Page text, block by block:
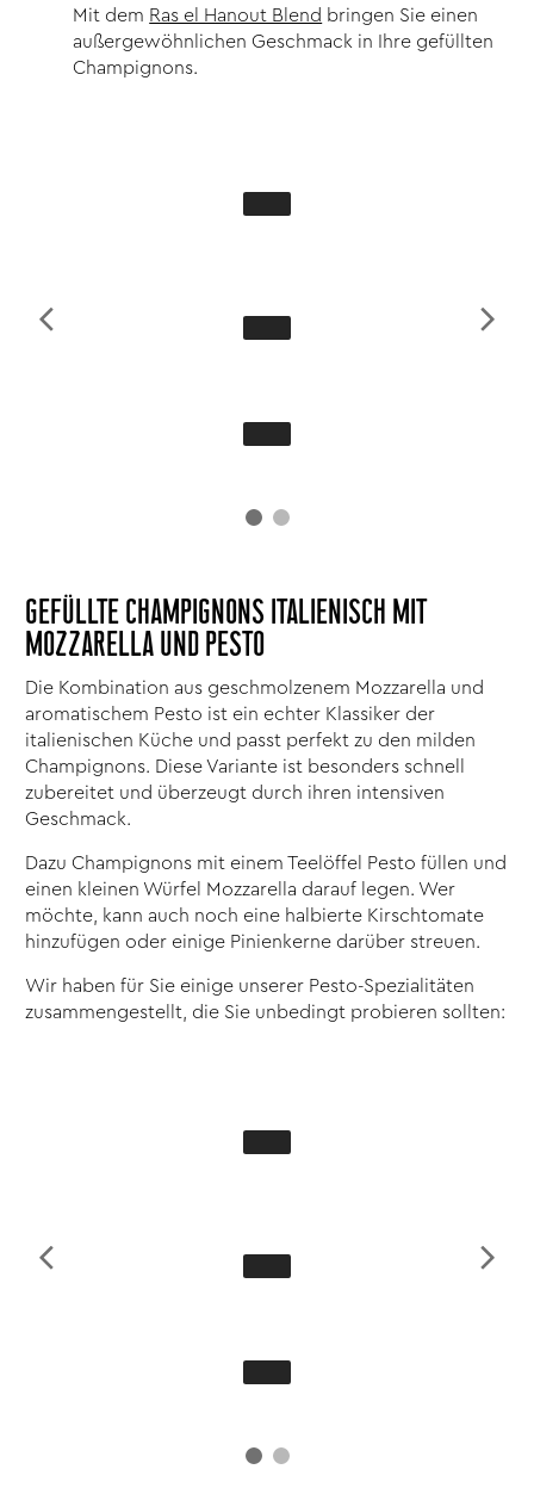
Mit dem Ras el Hanout Blend bringen Sie einen
außergewöhnlichen Geschmack in Ihre gefüllten
Champignons.
GEFÜLLTE CHAMPIGNONS ITALIENISCH MIT
MOZZARELLA UND PESTO
Die Kombination aus geschmolzenem Mozzarella und
aromatischem Pesto ist ein echter Klassiker der
italienischen Küche und passt perfekt zu den milden
Champignons. Diese Variante ist besonders schnell
zubereitet und überzeugt durch ihren intensiven
Geschmack.
Dazu Champignons mit einem Teelöffel Pesto füllen und
einen kleinen Würfel Mozzarella darauf legen. Wer
möchte, kann auch noch eine halbierte Kirschtomate
hinzufügen oder einige Pinienkerne darüber streuen.
Wir haben für Sie einige unserer Pesto-Spezialitäten
zusammengestellt, die Sie unbedingt probieren sollten: